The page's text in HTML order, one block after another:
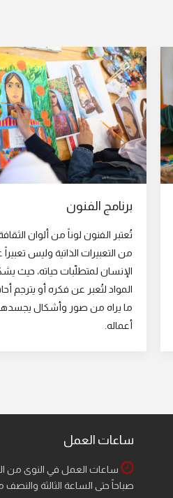
برنامج الفنون
تُعتبر الفنون لوناً من ألوان
من التعبيرات الذاتية وليس
الإنسان لمتطلّبات حياته، حيث
المواد لتُعبر عن فكره أو يترجم
ما يراه من صور وأشكال
أعماله.
ساعات العمل
ساعات العمل في النوى من
صباحاً حتى الساعة الثالثة والنصف